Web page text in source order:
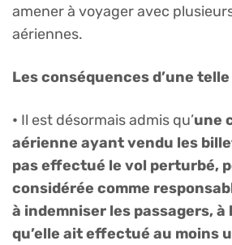
amener à voyager avec
aériennes.
Les conséquences d’une
• Il est désormais admis qu’une
aérienne ayant vendu les
pas effectué le vol perturbé,
considérée comme
à indemniser les passagers,
qu’elle ait effectué au moins